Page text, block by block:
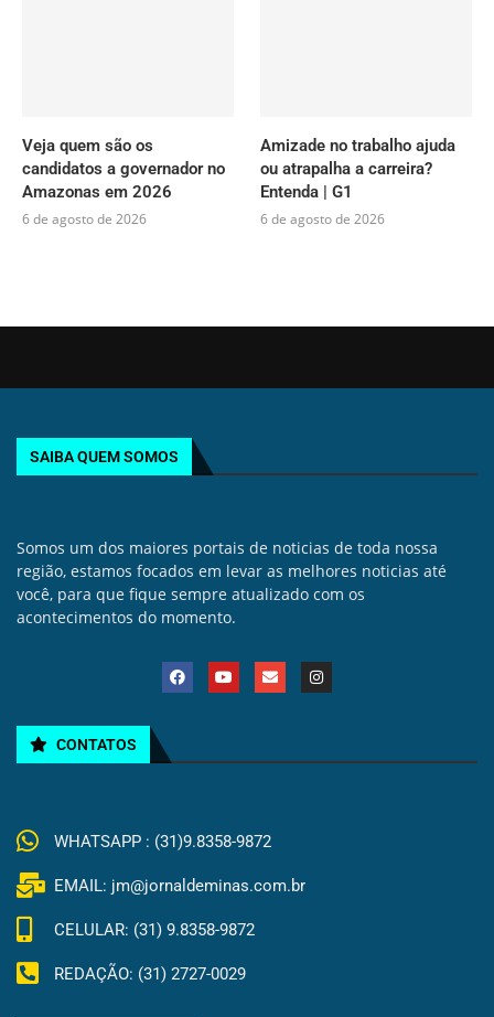
Veja quem são os
candidatos a governador no
Amazonas em 2026
6 de agosto de 2026
Amizade no trabalho ajuda
ou atrapalha a carreira?
Entenda | G1
6 de agosto de 2026
SAIBA QUEM SOMOS
Somos um dos maiores portais de noticias de toda nossa
região, estamos focados em levar as melhores noticias até
você, para que fique sempre atualizado com os
acontecimentos do momento.
CONTATOS
WHATSAPP : (31)9.8358-9872
EMAIL: jm@jornaldeminas.com.br
CELULAR: (31) 9.8358-9872
REDAÇÃO: (31) 2727-0029